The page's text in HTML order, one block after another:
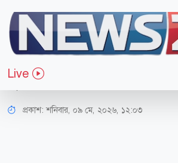
Live
রাজধানী
রাজধানীতে চলন্ত ট্রেনে
ছুরিকাঘাত
প্রকাশ:শনিবার, ০৯ মে, ২০২৬, ১২:০৩